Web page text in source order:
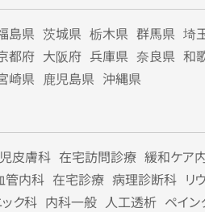
島県 茨城県 栃木県 群馬県 埼
都府 大阪府 兵庫県 奈良県 和
崎県 鹿児島県 沖縄県
皮膚科 在宅訪問診療 緩和ケア
管内科 在宅診療 病理診断科 リ
ク科 内科一般 人工透析 ペイン